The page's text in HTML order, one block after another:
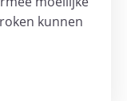
kunnen